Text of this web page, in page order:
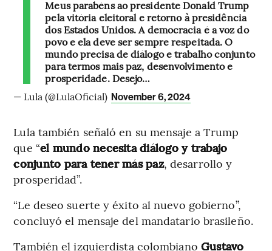
Meus parabéns ao presidente Donald Trump
pela vitória eleitoral e retorno à presidência
dos Estados Unidos. A democracia é a voz do
povo e ela deve ser sempre respeitada. O
mundo precisa de diálogo e trabalho conjunto
para termos mais paz, desenvolvimento e
prosperidade. Desejo…
— Lula (@LulaOficial) November 6, 2024
Lula también señaló en su mensaje a Trump
que “el mundo necesita diálogo y trabajo
conjunto para tener más paz, desarrollo y
prosperidad”.
“Le deseo suerte y éxito al nuevo gobierno”,
concluyó el mensaje del mandatario brasileño.
También el izquierdista colombiano Gustavo